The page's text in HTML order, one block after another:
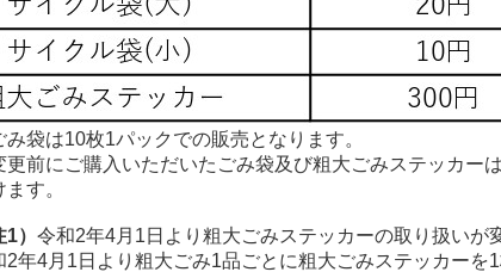
袋は10枚1パックでの販売となります。
前にご購入いただいたごみ袋及び粗大ごみステッカー
す。
） 令和2年4月1日より粗大ごみステッカーの取り扱いが
2年4月1日より粗大ごみ1品ごとに粗大ごみステッカー